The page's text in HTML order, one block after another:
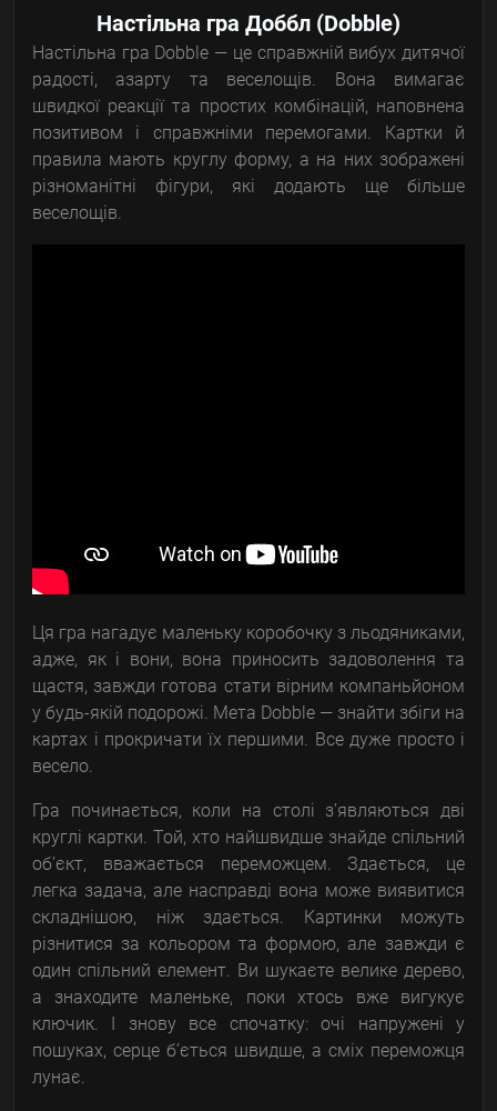
Настільна гра Доббл (Dobble)
Настільна гра Dobble — це справжній вибух дитячої
радості, азарту та веселощів. Вона вимагає
швидкої реакції та простих комбінацій, наповнена
позитивом і справжніми перемогами. Картки й
правила мають круглу форму, а на них зображені
різноманітні фігури, які додають ще більше
веселощів.
Ця гра нагадує маленьку коробочку з льодяниками,
адже, як і вони, вона приносить задоволення та
щастя, завжди готова стати вірним компаньйоном
у будь-якій подорожі. Мета Dobble — знайти збіги на
картах і прокричати їх першими. Все дуже просто і
весело.
Гра починається, коли на столі з’являються дві
круглі картки. Той, хто найшвидше знайде спільний
об’єкт, вважається переможцем. Здається, це
легка задача, але насправді вона може виявитися
складнішою, ніж здається. Картинки можуть
різнитися за кольором та формою, але завжди є
один спільний елемент. Ви шукаєте велике дерево,
а знаходите маленьке, поки хтось вже вигукує
ключик. І знову все спочатку: очі напружені у
пошуках, серце б’ється швидше, а сміх переможця
лунає.